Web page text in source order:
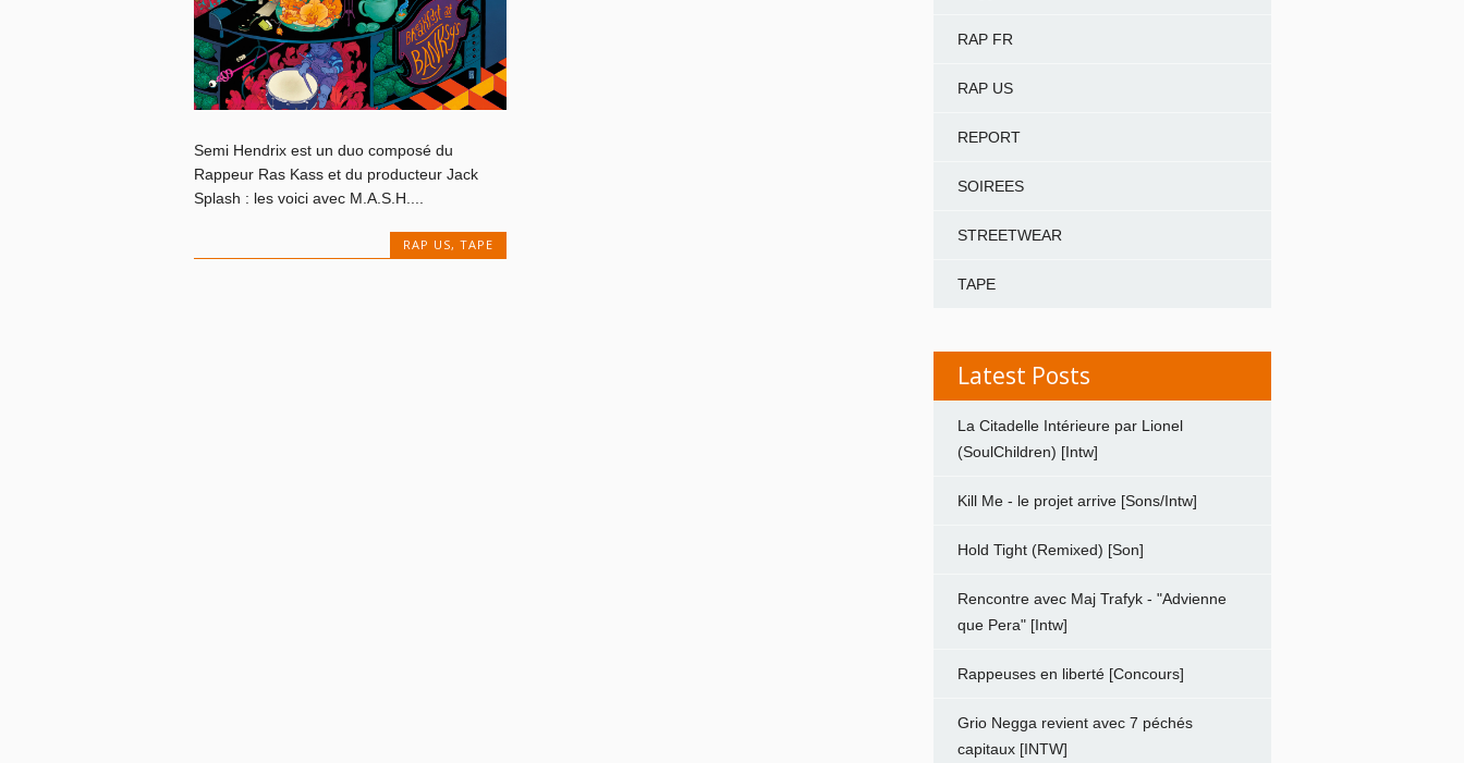
Semi Hendrix est un duo composé du
Rappeur Ras Kass et du producteur Jack
Splash : les voici avec M.A.S.H....
RAP US, TAPE
RAP FR
RAP US
REPORT
SOIREES
STREETWEAR
TAPE
Latest Posts
La Citadelle Intérieure par Lionel
(SoulChildren) [Intw]
Kill Me - le projet arrive [Sons/Intw]
Hold Tight (Remixed) [Son]
Rencontre avec Maj Trafyk - "Advienne
que Pera" [Intw]
Rappeuses en liberté [Concours]
Grio Negga revient avec 7 péchés
capitaux [INTW]